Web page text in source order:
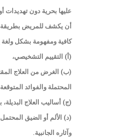
عليها بحرية دون تهديدات
أن يكشف للمريض
كافية ومفهومة بشكل
(أ) التقييم التشخيصي،
(ب) الغرض من العلاج
المحتملة والفوائد
(ج) أساليب العلاج البديلة،
(د) الألم أو الضيق
وآثاره الجانبية.